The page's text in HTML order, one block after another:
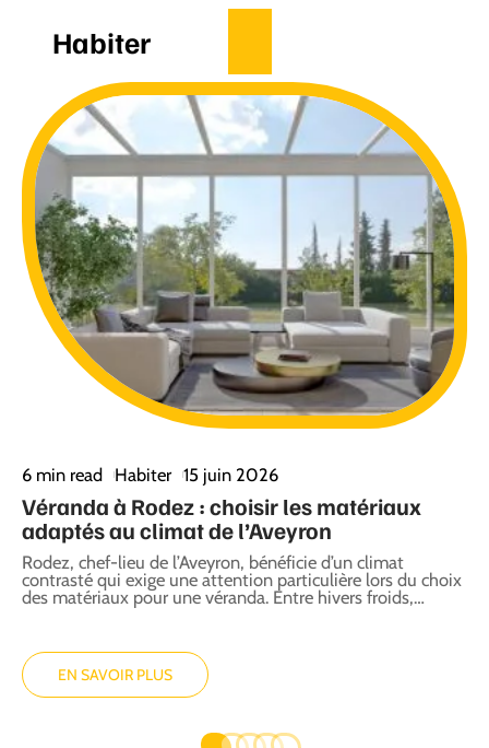
Habiter
6 min read Habiter 15 juin 2026
Véranda à Rodez : choisir les matériaux
adaptés au climat de l’Aveyron
Rodez, chef-lieu de l’Aveyron, bénéficie d’un climat
contrasté qui exige une attention particulière lors du choix
des matériaux pour une véranda. Entre hivers froids,…
EN SAVOIR PLUS